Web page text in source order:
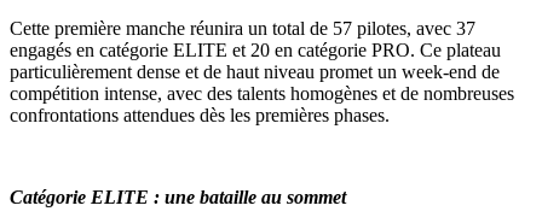
Cette première manche réunira un total de 57 pilotes, avec 37
engagés en catégorie ELITE et 20 en catégorie PRO. Ce plateau
particulièrement dense et de haut niveau promet un week-end de
compétition intense, avec des talents homogènes et de nombreuses
confrontations attendues dès les premières phases.
Catégorie ELITE : une bataille au sommet